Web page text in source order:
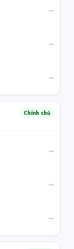
→
→
→
Chính chủ
→
→
→